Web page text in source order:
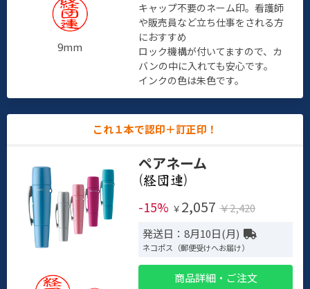
9mm
キャップ不要のネーム印。看護師
や販売員など立ち仕事をされる方
におすすめ
ロック機構が付いてますので、カ
バンの中に入れても安心です。
インクの色は朱色です。
これ１本で認印＋訂正印！
ペアネーム
(
)
-15% ￥ 2,057 ￥2,420
発送日：8月10日(月)
ネコポス（郵便受けへお届け）
商品詳細・ご注文